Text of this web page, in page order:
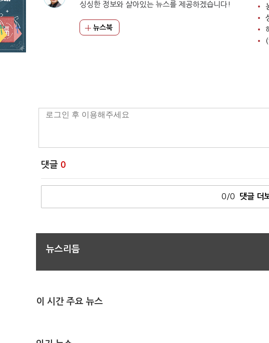
싱싱한 정보와 살아있는 뉴스를 제공하겠습니다!
뉴스북
댓글 0
0/0 댓글 더
뉴스리듬
이 시간 주요 뉴스